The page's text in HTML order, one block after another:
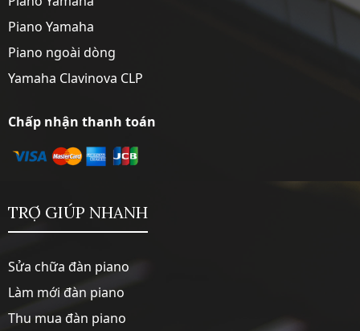
Piano Yamaha
Piano ngoài dòng
Yamaha Clavinova CLP
Chấp nhận thanh toán
TRỢ GIÚP NHANH
Sửa chữa đàn piano
Làm mới đàn piano
Thu mua đàn piano